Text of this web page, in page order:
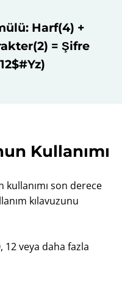
Harf(4) +
= Şifre
Kullanımı
son derece
kılavuzunu
12 veya daha fazla